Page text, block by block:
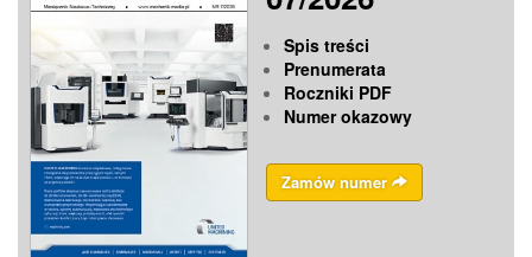
Spis treści
Prenumerata
Roczniki PDF
Numer okazowy
Zamów numer